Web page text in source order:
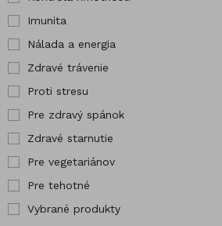
Imunita
Nálada a energia
Zdravé trávenie
Proti stresu
Pre zdravý spánok
Zdravé starnutie
Pre vegetariánov
Pre tehotné
Vybrané produkty